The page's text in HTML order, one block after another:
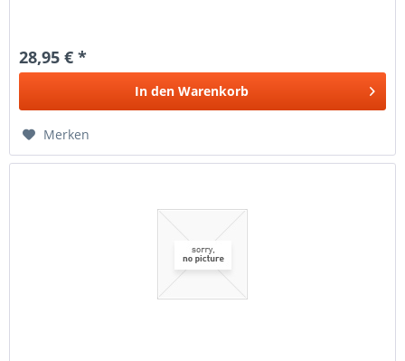
28,95 € *
In den Warenkorb
Merken